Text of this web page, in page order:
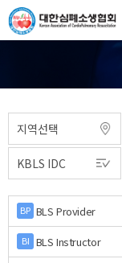
BP BLS Provider
BI BLS Instructor